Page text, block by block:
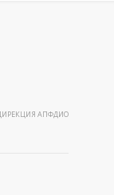
АПФДИО